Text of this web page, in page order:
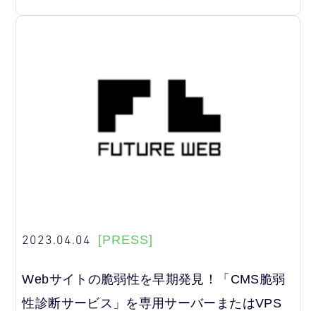
2023.04.04 [PRESS]
Webサイトの脆弱性を早期発見！「CMS脆弱
性診断サービス」を専用サーバーまたはVPS